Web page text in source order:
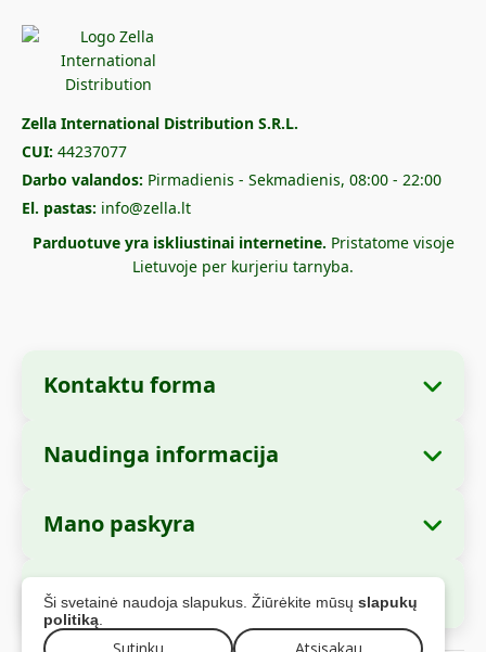
Ši svetainė naudoja slapukus. Žiūrėkite mūsų slapukų
politiką
Zella International Distribution S.R.L.
CUI: 44237077
Darbo valandos: Pirmadienis - Sekmadienis, 08:00 - 22:00
El. pastas: info@zella.lt
Parduotuve yra iskliustinai internetine. Pristatome visoje
Lietuvoje per kurjeriu tarnyba.
Kontaktu forma
Imones informacija
Imones pavadinimas:
Distribution S.R.L.
Buveine:Strada Cuza Voda nr. 97, Sector 4,
Bucuresti, 040283, Rumunija
Naudinga informacija
Kaip uzsisakyti?
Mokejimo büdai
Siuntimo informacija
Mano paskyra
Mano uzsakymai
Asmens duomenys
Saugus apmokejimas